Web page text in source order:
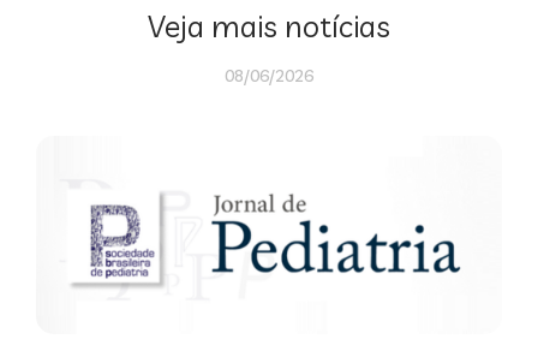
Veja mais notícias
08/06/2026